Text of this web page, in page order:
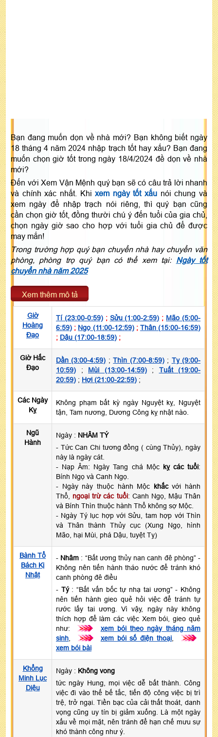
Bạn đang muốn dọn về nhà mới? Bạn không biết ngày
18 tháng 4 năm 2024 nhập trạch tốt hay xấu? Bạn đang
muốn chọn giờ tốt trong ngày 18/4/2024 đề dọn về nhà
mới?
Đến với Xem Vận Mệnh quý bạn sẽ có câu trả lời nhanh
và chính xác nhất. Khixem ngày tốt xấu nói chung và
xem ngày để nhập trạch nói riêng, thì quý bạn cũng
cần chọn giờ tốt, đồng thười chú ý đến tuổi của gia chủ,
chọn ngày giờ sao cho hợp với tuổi gia chủ để được
may mắn!
Trong trường hợp quý bạn chuyển nhà hay chuyển văn
phòng, phòng trọ quý bạn có thể xem tại: Ngày tốt
chuyển nhà năm 2025
Xem thêm mô tả
Giờ
Hoàng
Đạo
Tí (23:00-0:59); Sửu (1:00-2:59) ; Mão (5:00-
6:59) ; Ngọ (11:00-12:59); Thân (15:00-16:59)
; Dậu (17:00-18:59) ;
Giờ Hắc
Đạo
Dần (3:00-4:59) ;Thìn (7:00-8:59); Tỵ (9:00-
10:59) ; Mùi (13:00-14:59); Tuất (19:00-
20:59) ; Hợi (21:00-22:59) ;
Các Ngày
Kỵ
Không phạm bất kỳ ngày Nguyệt kỵ, Nguyệt
tận, Tam nương, Dương Công kỵ nhật nào.
Ngũ
Hành
Ngày : NHÂM TÝ
- Tức Can Chi tương đồng ( cùng Thủy), ngày
này là ngày cát.
- Nạp Âm: Ngày Tang chá Mộc kỵ các tuổi:
Bính Ngọ và Canh Ngọ.
- Ngày này thuộc hành Mộc khắcvới hành
Thổ, ngoại trừ các tuổi: Canh Ngọ, Mậu Thân
và Bính Thìn thuộc hành Thổ không sợ Mộc.
- Ngày Tý lục hợp với Sửu, tam hợp với Thìn
và Thân thành Thủy cục (Xung Ngọ, hình
Mão, hại Mùi, phá Dậu, tuyệt Tỵ)
Bành Tổ
Bách Kị
Nhật
- Nhâm : “Bất ương thủy nan canh đê phòng” -
Không nên tiến hành tháo nước để tránh khó
canh phòng đê điều
- Tý: “Bất vấn bốc tự nhạ tai ương” - Không
nên tiến hành gieo quẻ hỏi việc để tránh tự
rước lấy tai ương. Vì vậy, ngày này không
thích hợp để làm các việc Xem bói, gieo quẻ
như:
>>>
xem bói theo ngày tháng năm
sinh
>>> xem bói số điện thoại
>>>
xem bói bài
Khổng
Minh Lục
Diệu
Ngày : Không vong
tức ngày Hung, mọi việc dễ bất thành. Công
việc đi vào thế bế tắc, tiến độ công việc bị trì
trệ, trở ngại. Tiền bạc của cải thất thoát, danh
vọng cũng uy tín bị giảm xuống. Là một ngày
xấu về mọi mặt, nên tránh để hạn chế mưu sự
khó thành công như ý.